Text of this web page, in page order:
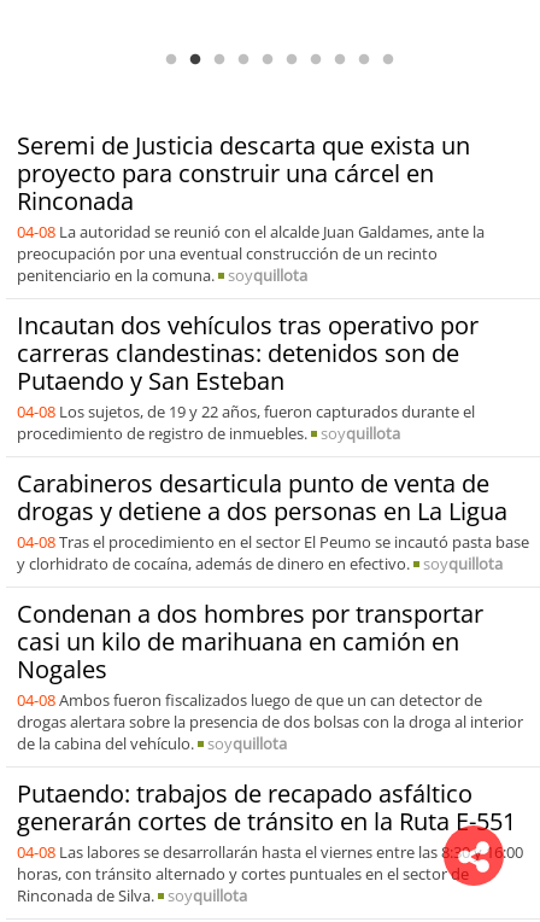
Seremi de Justicia descarta que exista un
proyecto para construir una cárcel en
Rinconada
04-08 La autoridad se reunió con el alcalde Juan Galdames, ante la
preocupación por una eventual construcción de un recinto
penitenciario en la comuna.
soyquillota
Incautan dos vehículos tras operativo por
carreras clandestinas: detenidos son de
Putaendo y San Esteban
04-08 Los sujetos, de 19 y 22 años, fueron capturados durante el
procedimiento de registro de inmuebles.
soyquillota
Carabineros desarticula punto de venta de
drogas y detiene a dos personas en La Ligua
04-08Tras el procedimiento en el sector El Peumo se incautó pasta base
y clorhidrato de cocaína, además de dinero en efectivo.
soyquillota
Condenan a dos hombres por transportar
casi un kilo de marihuana en camión en
Nogales
04-08Ambos fueron fiscalizados luego de que un can detector de
drogas alertara sobre la presencia de dos bolsas con la droga al interior
de la cabina del vehículo.
soyquillota
Putaendo: trabajos de recapado asfáltico
generarán cortes de tránsito en la Ruta E-551
04-08 Las labores se desarrollarán hasta el viernes entre las 8:30 y 16:00
horas, con tránsito alternado y cortes puntuales en el sector de
Rinconada de Silva.
soyquillota